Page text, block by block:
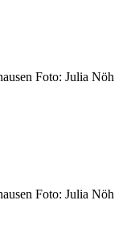
Foto: Julia Nöh
Foto: Julia Nöh